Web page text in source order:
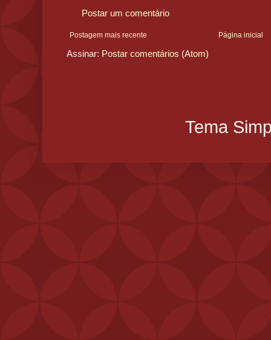
Postar um comentário
Postagem mais recente Página inicial
Assinar: Postar comentários (Atom)
Tema